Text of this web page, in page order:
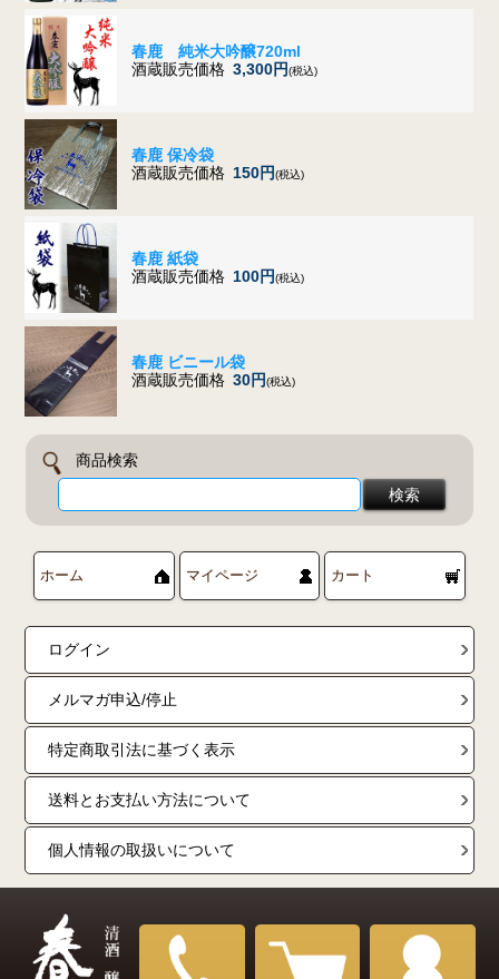
春鹿 純米大吟醸720ml
酒蔵販売価格 3,300円(税込)
春鹿 保冷袋
酒蔵販売価格 150円(税込)
春鹿 紙袋
酒蔵販売価格 100円(税込)
春鹿 ビニール袋
酒蔵販売価格 30円(税込)
商品検索
ホーム マイページ カート
ログイン
メルマガ申込/停止
特定商取引法に基づく表示
送料とお支払い方法について
個人情報の取扱いについて